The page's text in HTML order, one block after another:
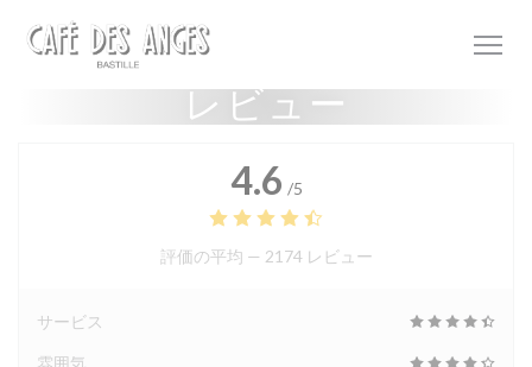
レビュー
4.6 /5
評価の平均 — 2174 レビュー
サービス
雰囲気